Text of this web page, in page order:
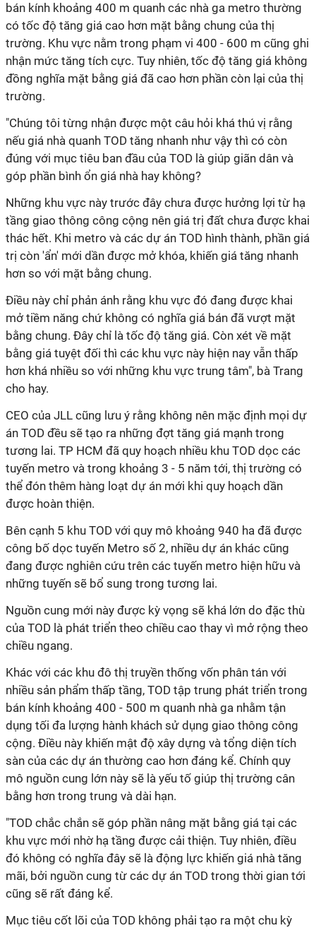
bán kính khoảng 400 m quanh các nhà ga metro thường
có tốc độ tăng giá cao hơn mặt bằng chung của thị
trường. Khu vực nằm trong phạm vi 400 - 600 m cũng ghi
nhận mức tăng tích cực. Tuy nhiên, tốc độ tăng giá không
đồng nghĩa mặt bằng giá đã cao hơn phần còn lại của thị
trường.
"Chúng tôi từng nhận được một câu hỏi khá thú vị rằng
nếu giá nhà quanh TOD tăng nhanh như vậy thì có còn
đúng với mục tiêu ban đầu của TOD là giúp giãn dân và
góp phần bình ổn giá nhà hay không?
Những khu vực này trước đây chưa được hưởng lợi từ hạ
tầng giao thông công cộng nên giá trị đất chưa được khai
thác hết. Khi metro và các dự án TOD hình thành, phần giá
trị còn 'ẩn' mới dần được mở khóa, khiến giá tăng nhanh
hơn so với mặt bằng chung.
Điều này chỉ phản ánh rằng khu vực đó đang được khai
mở tiềm năng chứ không có nghĩa giá bán đã vượt mặt
bằng chung. Đây chỉ là tốc độ tăng giá. Còn xét về mặt
bằng giá tuyệt đối thì các khu vực này hiện nay vẫn thấp
hơn khá nhiều so với những khu vực trung tâm", bà Trang
cho hay.
CEO của JLL cũng lưu ý rằng không nên mặc định mọi dự
án TOD đều sẽ tạo ra những đợt tăng giá mạnh trong
tương lai. TP HCM đã quy hoạch nhiều khu TOD dọc các
tuyến metro và trong khoảng 3 - 5 năm tới, thị trường có
thể đón thêm hàng loạt dự án mới khi quy hoạch dần
được hoàn thiện.
Bên cạnh 5 khu TOD với quy mô khoảng 940 ha đã được
công bố dọc tuyến Metro số 2, nhiều dự án khác cũng
đang được nghiên cứu trên các tuyến metro hiện hữu và
những tuyến sẽ bổ sung trong tương lai.
Nguồn cung mới này được kỳ vọng sẽ khá lớn do đặc thù
của TOD là phát triển theo chiều cao thay vì mở rộng theo
chiều ngang.
Khác với các khu đô thị truyền thống vốn phân tán với
nhiều sản phẩm thấp tầng, TOD tập trung phát triển trong
bán kính khoảng 400 - 500 m quanh nhà ga nhằm tận
dụng tối đa lượng hành khách sử dụng giao thông công
cộng. Điều này khiến mật độ xây dựng và tổng diện tích
sàn của các dự án thường cao hơn đáng kể. Chính quy
mô nguồn cung lớn này sẽ là yếu tố giúp thị trường cân
bằng hơn trong trung và dài hạn.
"TOD chắc chắn sẽ góp phần nâng mặt bằng giá tại các
khu vực mới nhờ hạ tầng được cải thiện. Tuy nhiên, điều
đó không có nghĩa đây sẽ là động lực khiến giá nhà tăng
mãi, bởi nguồn cung từ các dự án TOD trong thời gian tới
cũng sẽ rất đáng kể.
Mục tiêu cốt lõi của TOD không phải tạo ra một chu kỳ